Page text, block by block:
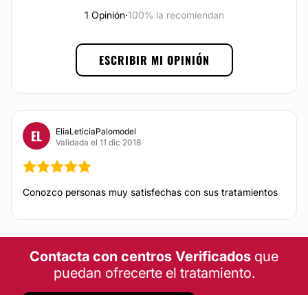
Financiación o facilidades de pago:
1 Opinión·100% la recomiendan
ESCRIBIR MI OPINIÓN
EL
EliaLeticiaPalomodel
Validada el 11 dic 2018
Conozco personas muy satisfechas con sus tratamientos
Contacta con centros Verificados que
puedan ofrecerte el tratamiento.